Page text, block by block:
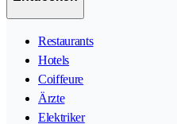
Restaurants
Hotels
Coiffeure
Ärzte
Elektriker